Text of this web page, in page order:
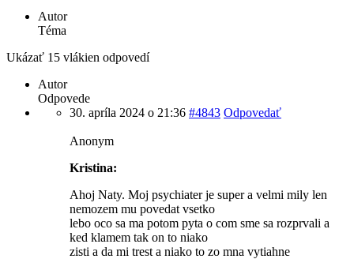
Autor
Téma
Ukázať 15 vlákien odpovedí
Autor
Odpovede
30. apríla 2024 o 21:36 #4843 Odpovedať
Anonym
Kristina:
Ahoj Naty. Moj psychiater je super a velmi mily len
nemozem mu povedat vsetko
lebo oco sa ma potom pyta o com sme sa rozprvali a
ked klamem tak on to niako
zisti a da mi trest a niako to zo mna vytiahne